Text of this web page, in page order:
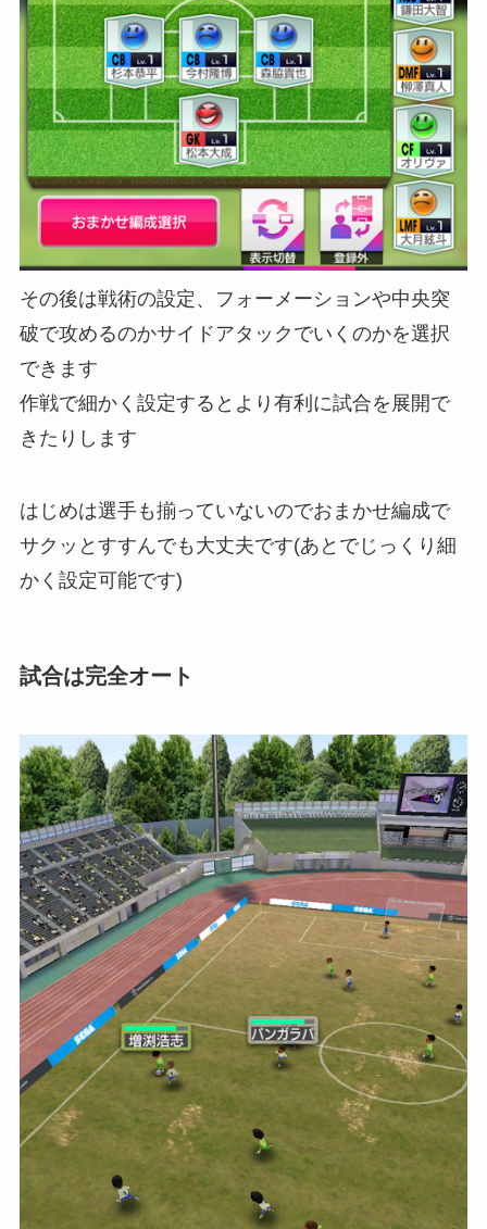
その後は戦術の設定、フォーメーションや中央突
破で攻めるのかサイドアタックでいくのかを選択
できます
作戦で細かく設定するとより有利に試合を展開で
きたりします
はじめは選手も揃っていないのでおまかせ編成で
サクッとすすんでも大丈夫です(あとでじっくり細
かく設定可能です)
試合は完全オート